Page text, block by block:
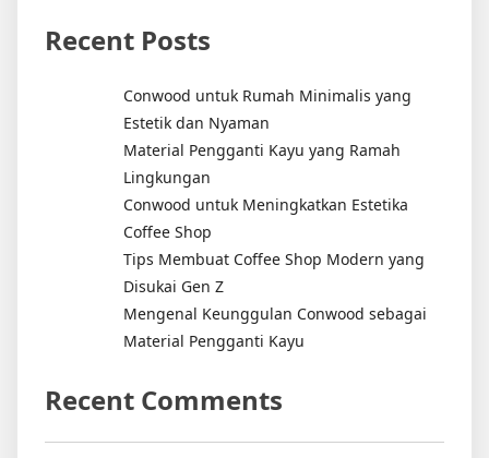
Recent Posts
Conwood untuk Rumah Minimalis yang
Estetik dan Nyaman
Material Pengganti Kayu yang Ramah
Lingkungan
Conwood untuk Meningkatkan Estetika
Coffee Shop
Tips Membuat Coffee Shop Modern yang
Disukai Gen Z
Mengenal Keunggulan Conwood sebagai
Material Pengganti Kayu
Recent Comments